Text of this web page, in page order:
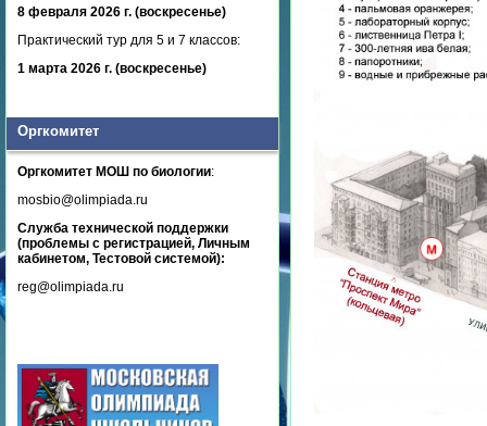
8 февраля 2026 г. (воскресенье)
Практический тур для 5 и 7 классов:
1 марта 2026 г. (воскресенье)
Оргкомитет
Оргкомитет МОШ по биологии:
mosbio@olimpiada.ru
Служба технической поддержки
(проблемы с регистрацией, Личным
кабинетом, Тестовой системой):
reg@olimpiada.ru